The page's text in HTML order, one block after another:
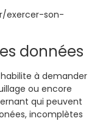
exercer-son-
données
à demander
ou encore
qui peuvent
incomplètes